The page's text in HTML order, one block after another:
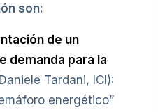
son:
de un
demanda para la
Tardani, ICI):
energético”